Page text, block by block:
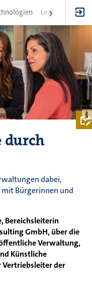
Leadership
durch
dabei,
Bürgerinnen und
Bereichsleiterin
GmbH, über die
Verwaltung,
Künstliche
der